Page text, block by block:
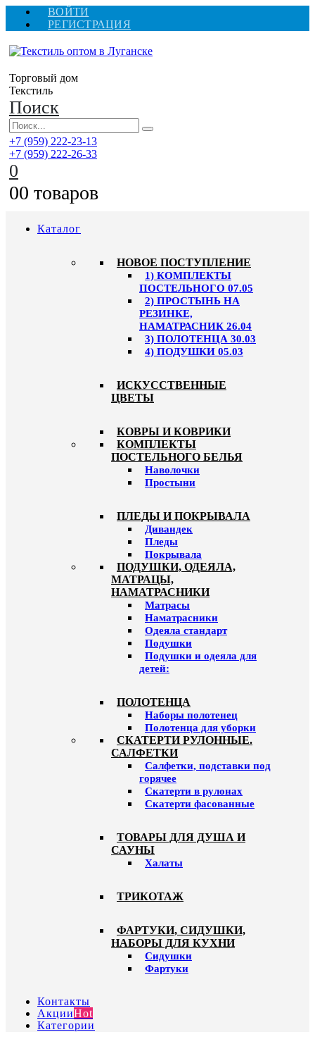
ВОЙТИ
РЕГИСТРАЦИЯ
Торговый дом
Текстиль
Поиск
+7 (959) 222-23-13
+7 (959) 222-26-33
0
00 товаров
Каталог
HОВОЕ ПОСТУПЛЕНИЕ
1) КОМПЛЕКТЫ
ПОСТЕЛЬНОГО 07.05
2) ПРОСТЫНЬ НА
РЕЗИНКЕ,
НАМАТРАСНИК 26.04
3) ПОЛОТЕНЦА 30.03
4) ПОДУШКИ 05.03
ИСКУССТВЕННЫЕ
ЦВЕТЫ
КОВРЫ И КОВРИКИ
КОМПЛЕКТЫ
ПОСТЕЛЬНОГО БЕЛЬЯ
Наволочки
Простыни
ПЛЕДЫ И ПОКРЫВАЛА
Дивандек
Пледы
Покрывала
ПОДУШКИ, ОДЕЯЛА,
МАТРАЦЫ,
НАМАТРАСНИКИ
Матрасы
Наматрасники
Одеяла стандарт
Подушки
Подушки и одеяла для
детей:
ПОЛОТЕНЦА
Наборы полотенец
Полотенца для уборки
СКАТЕРТИ РУЛОННЫЕ.
САЛФЕТКИ
Салфетки, подставки под
горячее
Скатерти в рулонах
Скатерти фасованные
ТОВАРЫ ДЛЯ ДУША И
САУНЫ
Халаты
ТРИКОТАЖ
ФАРТУКИ, СИДУШКИ,
НАБОРЫ ДЛЯ КУХНИ
Сидушки
Фартуки
Контакты
АкцииHot
Категории